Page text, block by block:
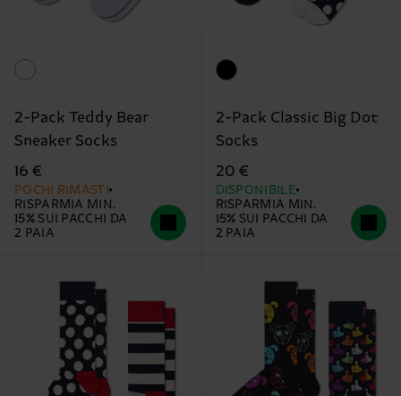
2-Pack Teddy Bear
Sneaker Socks
16 €
POCHI RIMASTI
RISPARMIA MIN.
15% SUI PACCHI DA
2 PAIA
2-Pack Classic Big Dot
Socks
20 €
DISPONIBILE
RISPARMIA MIN.
15% SUI PACCHI DA
2 PAIA